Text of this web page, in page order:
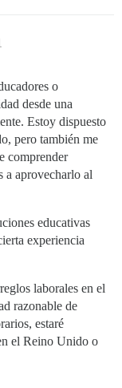
o
desde una
Estoy dispuesto
pero también me
comprender
a aprovecharlo al
educativas
experiencia
laborales en el
razonable de
estaré
el Reino Unido o